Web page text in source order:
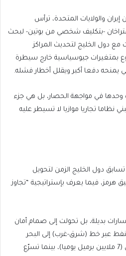
والولايات المتحدة، ترأس
-بتكليف شخصي من بوتين- لبحث
مع دول الخليج لتحديث المراكز
بمتغيرات جيوسياسية خارج سيطرة
يمنحه دفعا أكبر ويقلل أخطار فشله.
وحدها في مواجهة الحصار، بل هي جزء
نظاما تجاريا موازيا لا تسيطر عليه
تسابق دول الخليج الزمن لتحويل
فيما يعرف بإستراتيجية “تجاوز
بديلة، بل تحولت إلى صمام أمان
عبر خط (شرق-غرب) إلى البحر
الأحمر ليصل إلى قدرته القصوى (7 ملايين برميل يوميا)، بينما تسرّع